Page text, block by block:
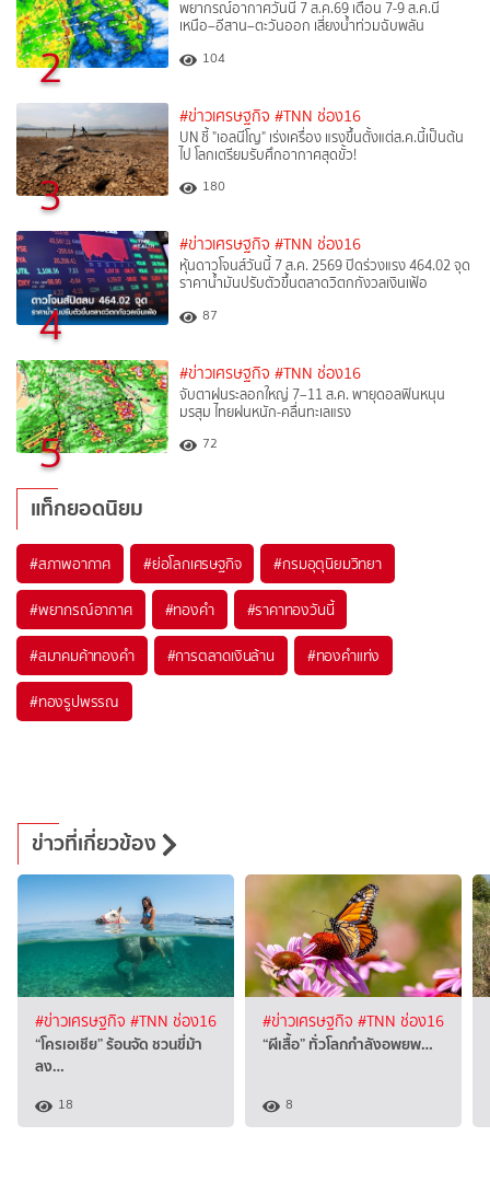
2
พยากรณ์อากาศวันนี้ 7 ส.ค.69 เตือน 7-9 ส.ค.นี้
เหนือ–อีสาน–ตะวันออก เสี่ยงน้ำท่วมฉับพลัน
104
3
#ข่าวเศรษฐกิจ #TNN ช่อง16
UN ชี้ "เอลนีโญ" เร่งเครื่อง แรงขึ้นตั้งแต่ส.ค.นี้เป็นต้น
ไป โลกเตรียมรับศึกอากาศสุดขั้ว!
180
4
#ข่าวเศรษฐกิจ #TNN ช่อง16
หุ้นดาวโจนส์วันนี้ 7 ส.ค. 2569 ปิดร่วงแรง 464.02 จุด
ราคาน้ำมันปรับตัวขึ้นตลาดวิตกกังวลเงินเฟ้อ
87
5
#ข่าวเศรษฐกิจ #TNN ช่อง16
จับตาฝนระลอกใหญ่ 7–11 ส.ค. พายุดอลฟินหนุน
มรสุม ไทยฝนหนัก-คลื่นทะเลแรง
72
แท็กยอดนิยม
#สภาพอากาศ #ย่อโลกเศรษฐกิจ #กรมอุตุนิยมวิทยา
#พยากรณ์อากาศ #ทองคำ #ราคาทองวันนี้
#สมาคมค้าทองคำ #การตลาดเงินล้าน #ทองคำแท่ง
#ทองรูปพรรณ
ข่าวที่เกี่ยวข้อง
#ข่าวเศรษฐกิจ #TNN ช่อง16
“โครเอเชีย” ร้อนจัด ชวนขี่ม้า
ลง…
18
#ข่าวเศรษฐกิจ #TNN ช่อง16
“ผีเสื้อ” ทั่วโลกกำลังอพยพ…
8